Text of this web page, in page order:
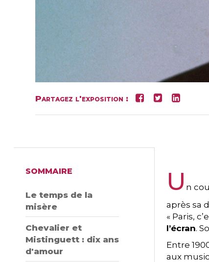
Partagez l'exposition :
SOMMAIRE
Le temps de la
misère
Chevalier et
Mistinguett : dix ans
d'amour
U n
après sa
« Paris,
l’écran.
Entre
aux